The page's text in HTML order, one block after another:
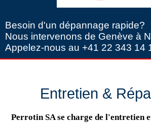
Besoin d'un dépannage rapide?
Nous intervenons de Genève à
Appelez-nous au +41 22 343 14
Entretien &
Perrotin SA se charge de l'entretien